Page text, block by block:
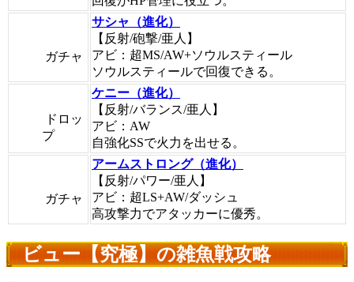
ガチャ
サシャ（進化）
【反射/砲撃/亜人】
アビ：超MS/AW+ソウルスティール
ソウルスティールで回復できる。
ドロッ
プ
ケニー（進化）
【反射/バランス/亜人】
アビ：AW
自強化SSで火力を出せる。
ガチャ
アームストロング（進化）
【反射/パワー/亜人】
アビ：超LS+AW/ダッシュ
高攻撃力でアタッカーに優秀。
ビュー【究極】の雑魚戦攻略